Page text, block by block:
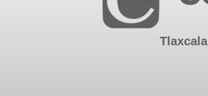
Tlaxcala